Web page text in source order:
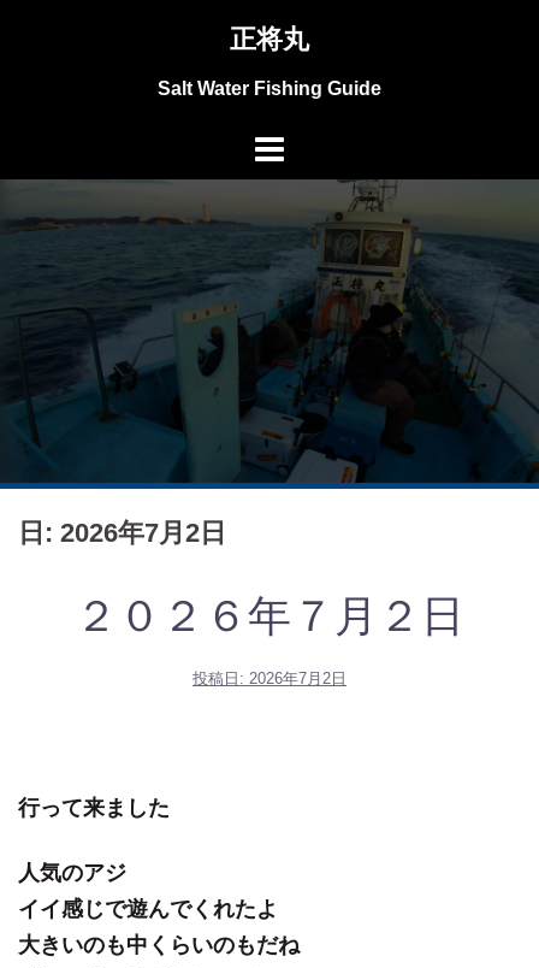
ス
正将丸
Salt Water Fishing Guide
日: 2026年7月2日
２０２６年７月２日
投稿日: 2026年7月2日
行って来ました
人気のアジ
イイ感じで遊んでくれたよ
大きいのも中くらいのもだね